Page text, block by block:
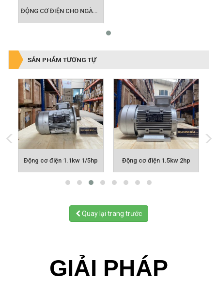
ĐỘNG CƠ ĐIỆN CHO NGÀNH QUẠT CÔNG NGHIỆP
SẢN PHẨM TƯƠNG TỰ
Động cơ điện 1.1kw 1/5hp Động cơ điện 1.5kw 2hp
Quay lại trang trước
GIẢI PHÁP